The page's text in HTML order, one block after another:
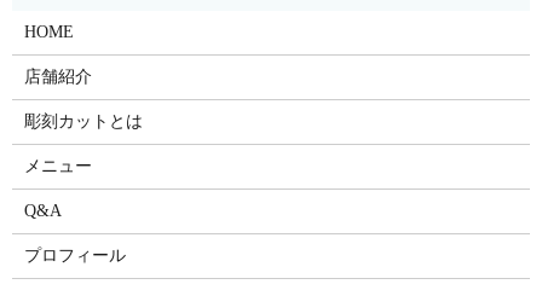
HOME
店舗紹介
彫刻カットとは
メニュー
Q&A
プロフィール